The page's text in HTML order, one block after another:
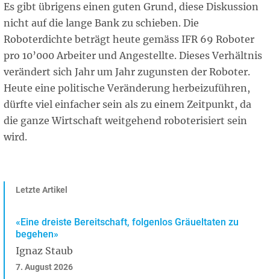
Es gibt übrigens einen guten Grund, diese Diskussion
nicht auf die lange Bank zu schieben. Die
Roboterdichte beträgt heute gemäss IFR 69 Roboter
pro 10’000 Arbeiter und Angestellte. Dieses Verhältnis
verändert sich Jahr um Jahr zugunsten der Roboter.
Heute eine politische Veränderung herbeizuführen,
dürfte viel einfacher sein als zu einem Zeitpunkt, da
die ganze Wirtschaft weitgehend roboterisiert sein
wird.
Letzte Artikel
«Eine dreiste Bereitschaft, folgenlos Gräueltaten zu
begehen»
Ignaz Staub
7. August 2026